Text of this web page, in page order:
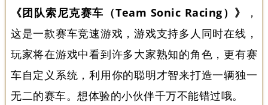
《团队索尼克赛车（Team Sonic Racing）》
，
这是一款赛车竞速游戏，游戏支持多人同时在线，
玩家将在游戏中看到许多大家熟知的角色，更有赛
车自定义系统，利用你的聪明才智来打造一辆独一
无二的赛车。想体验的小伙伴千万不能错过哦。